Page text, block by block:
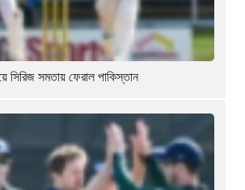
সিরিজ সমতায় ফেরাল পাকিস্তান